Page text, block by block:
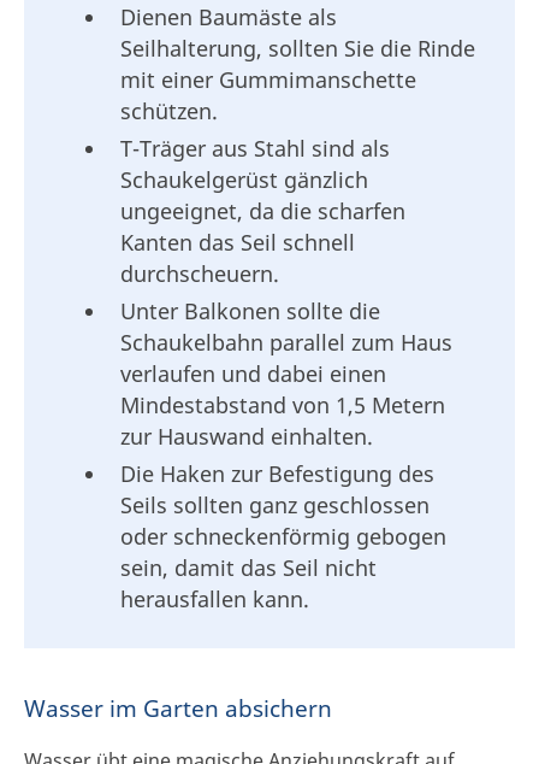
Dienen Baumäste als
Seilhalterung, sollten Sie die Rinde
mit einer Gummimanschette
schützen.
T-Träger aus Stahl sind als
Schaukelgerüst gänzlich
ungeeignet, da die scharfen
Kanten das Seil schnell
durchscheuern.
Unter Balkonen sollte die
Schaukelbahn parallel zum Haus
verlaufen und dabei einen
Mindestabstand von 1,5 Metern
zur Hauswand einhalten.
Die Haken zur Befestigung des
Seils sollten ganz geschlossen
oder schneckenförmig gebogen
sein, damit das Seil nicht
herausfallen kann.
Wasser im Garten absichern